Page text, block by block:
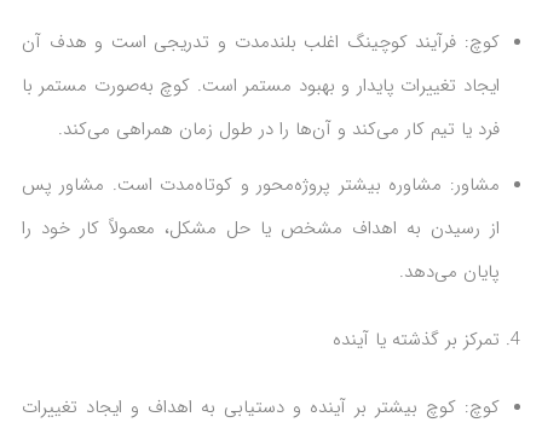
کوچ: فرآیند کوچینگ اغلب بلندمدت و تدریجی است و هدف آن
ایجاد تغییرات پایدار و بهبود مستمر است. کوچ به‌صورت مستمر با
فرد یا تیم کار می‌کند و آن‌ها را در طول زمان همراهی می‌کند.
مشاور: مشاوره بیشتر پروژه‌محور و کوتاه‌مدت است. مشاور پس
از رسیدن به اهداف مشخص یا حل مشکل، معمولاً کار خود را
پایان می‌دهد.
تمرکز بر گذشته یا آینده
کوچ: کوچ بیشتر بر آینده و دستیابی به اهداف و ایجاد تغییرات